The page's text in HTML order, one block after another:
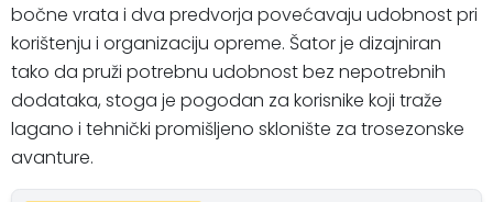
bočne vrata i dva predvorja povećavaju udobnost pri
korištenju i organizaciju opreme. Šator je dizajniran
tako da pruži potrebnu udobnost bez nepotrebnih
dodataka, stoga je pogodan za korisnike koji traže
lagano i tehnički promišljeno sklonište za trosezonske
avanture.